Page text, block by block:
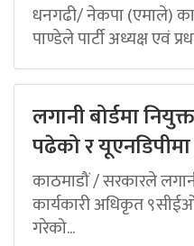
धनगढी/ नेकपा (एमाले) का
पाण्डेले पार्टी अध्यक्ष एवं
लगानी बोर्डमा
पढेको र
काठमाडौं / सरकारले
कार्यकारी अधिकृत
गरेको...